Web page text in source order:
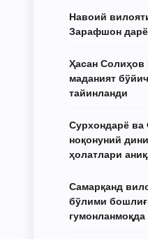
Навоий
Зарафшон
Ҳасан Солиҳов
маданият
тайинланди
Сурхондарё ва
ноқонуний
ҳолатлари
Самарқанд
бўлими
гумонланмоқда